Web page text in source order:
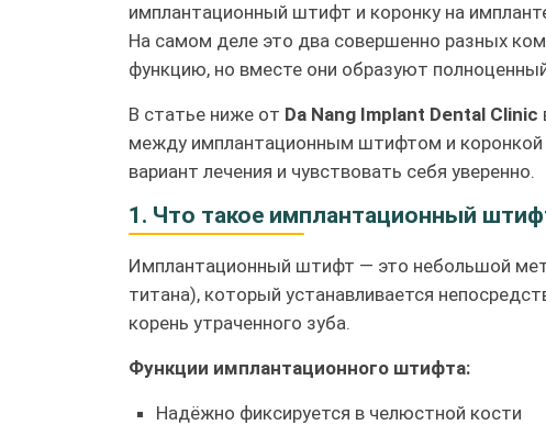
имплантационный штифт и коронку на
На самом деле это два совершенно разных
функцию, но вместе они образуют
В статье ниже от Da Nang Implant Dental Clinic
между имплантационным штифтом и
вариант лечения и чувствовать себя уверенно.
1. Что такое имплантационный
Имплантационный штифт — это небольшой
титана), который устанавливается
корень утраченного зуба.
Функции имплантационного штифта:
Надёжно фиксируется в челюстной кости